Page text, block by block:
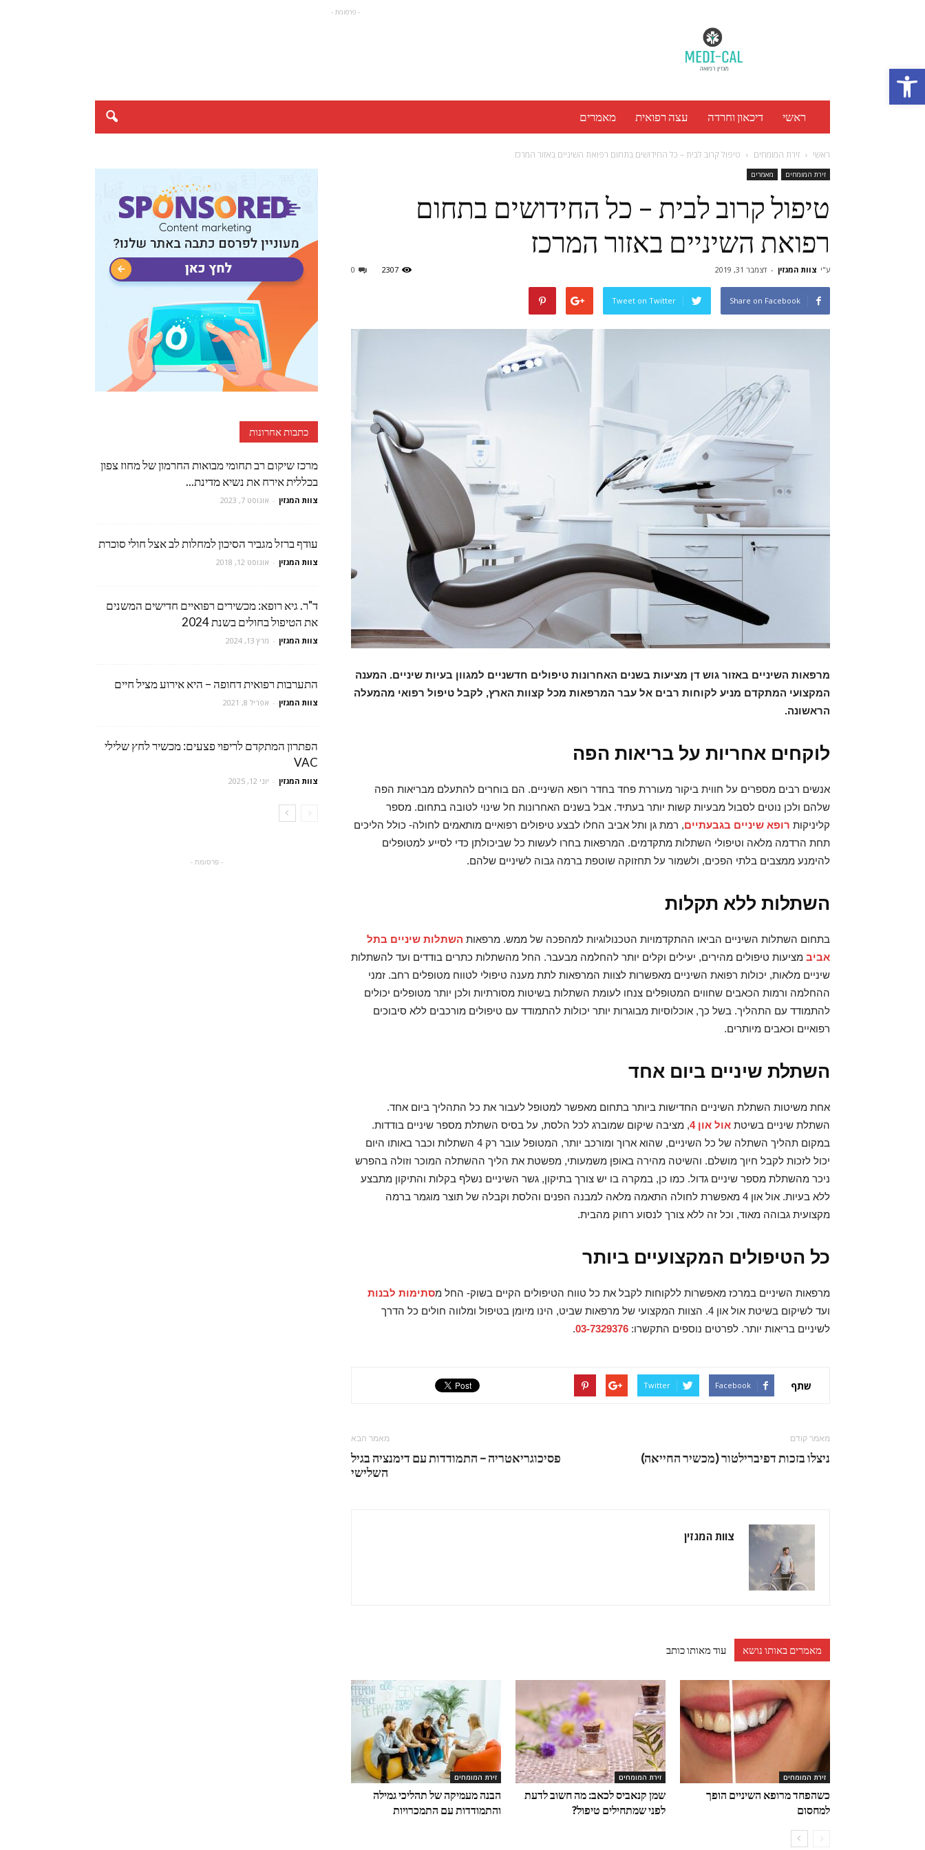
Open toolbar
- פרסומת -
ראשי דיכאון וחרדה עצה רפואית מאמרים
ראשי זירת המומחים טיפול קרוב לבית – כל החידושים בתחום רפואת השיניים באזור המרכז
זירת המומחים מאמרים
טיפול קרוב לבית – כל החידושים בתחום
רפואת השיניים באזור המרכז
ע"י צוות המגזין - דצמבר 31, 2019 0 2307
Share on Facebook
Tweet on Twitter
מרפאות השיניים באזור גוש דן מציעות בשנים האחרונות טיפולים חדשניים למגוון בעיות שיניים. המענה
המקצועי המתקדם מניע לקוחות רבים אל עבר המרפאות מכל קצוות הארץ, לקבל טיפול רפואי מהמעלה
הראשונה.
לוקחים אחריות על בריאות הפה
אנשים רבים מספרים על חווית ביקור מעוררת פחד בחדר רופא השיניים. הם בוחרים להתעלם מבריאות הפה
שלהם ולכן נוטים לסבול מבעיות קשות יותר בעתיד. אבל בשנים האחרונות חל שינוי לטובה בתחום. מספר
קליניקות רופא שיניים בגבעתיים, רמת גן ותל אביב החלו לבצע טיפולים רפואיים מותאמים לחולה- כולל הליכים
תחת הרדמה מלאה וטיפולי השתלות מתקדמים. המרפאות בחרו לעשות כל שביכולתן כדי לסייע למטופלים
להימנע ממצבים בלתי הפכים, ולשמור על תחזוקה שוטפת ברמה גבוה לשיניים שלהם.
השתלות ללא תקלות
בתחום השתלות השיניים הביאו ההתקדמויות הטכנולוגיות למהפכה של ממש. מרפאות השתלות שיניים בתל
אביב מציעות טיפולים מהירים, יעילים וקלים יותר להחלמה מבעבר. החל מהשתלות כתרים בודדים ועד להשתלות
שיניים מלאות, יכולות רפואת השיניים מאפשרות לצוות המרפאות לתת מענה טיפולי לטווח מטופלים רחב. זמני
ההחלמה ורמות הכאבים שחווים המטופלים צנחו לעומת השתלות בשיטות מסורתיות ולכן יותר מטופלים יכולים
להתמודד עם התהליך. בשל כך, אוכלוסיות מבוגרות יותר יכולות להתמודד עם טיפולים מורכבים ללא סיבוכים
רפואיים וכאבים מיותרים.
השתלת שיניים ביום אחד
אחת משיטות השתלת השיניים החדישות ביותר בתחום מאפשר למטופל לעבור את כל התהליך ביום אחד.
השתלת שיניים בשיטת אול און 4 , מציבה שיקום שמוברג לכל הלסת, על בסיס השתלת מספר שיניים בודדות.
במקום תהליך השתלה של כל השיניים, שהוא ארוך ומורכב יותר, המטופל עובר רק 4 השתלות וכבר באותו היום
יכול לזכות לקבל חיוך מושלם. והשיטה מהירה באופן משמעותי, מפשטת את הליך ההשתלה המוכר וזולה בהפרש
ניכר מהשתלת מספר שיניים גדול. כמו כן, במקרה בו יש צורך בתיקון, גשר השיניים נשלף בקלות והתיקון מתבצע
ללא בעיות. אול און 4 מאפשרת לחולה התאמה מלאה למבנה הפנים והלסת וקבלה של תוצר מוגמר ברמה
מקצועית גבוהה מאוד, וכל זה ללא צורך לנסוע רחוק מהבית.
כל הטיפולים המקצועיים ביותר
מרפאות השיניים במרכז מאפשרות ללקוחות לקבל את כל טווח הטיפולים הקיים בשוק- החל מסתימות לבנות
ועד לשיקום בשיטת אול און 4. הצוות המקצועי של מרפאות שביט, הינו מיומן בטיפול ומלווה חולים כל הדרך
לשיניים בריאות יותר. לפרטים נוספים התקשרו: 03-7329376
.
שתף Facebook
Twitter
מאמר קודם
ניצלו בזכות דפיברילטור (מכשיר החייאה)
מאמר הבא
פסיכוגריאטריה – התמודדות עם דימנציה בגיל
השלישי
צוות המגזין
מאמרים באותו נושא עוד מאותו כותב
זירת המומחים
כשהפחד מרופא השיניים הופך
למחסום
זירת המומחים
שמן קנאביס לכאב: מה חשוב לדעת
לפני שמתחילים טיפול?
זירת המומחים
הבנה מעמיקה של תהליכי גמילה
והתמודדות עם התמכרויות
כתבות אחרונות
מרכז שיקום רב תחומי מבואות החרמון של מחוז צפון
בכללית אירח את נשיא מדינת...
צוות המגזין - אוגוסט 7, 2023
עודף ברזל מגביר הסיכון למחלות לב אצל חולי סוכרת
צוות המגזין - אוגוסט 12, 2018
ד"ר. גיא רופא: מכשירים רפואיים חדישים המשנים
את הטיפול בחולים בשנת 2024
צוות המגזין - מרץ 13, 2024
התערבות רפואית דחופה – היא אירוע מציל חיים
צוות המגזין - אפריל 8, 2021
הפתרון המתקדם לריפוי פצעים: מכשיר לחץ שלילי
VAC
צוות המגזין - יוני 12, 2025
- פרסומת -